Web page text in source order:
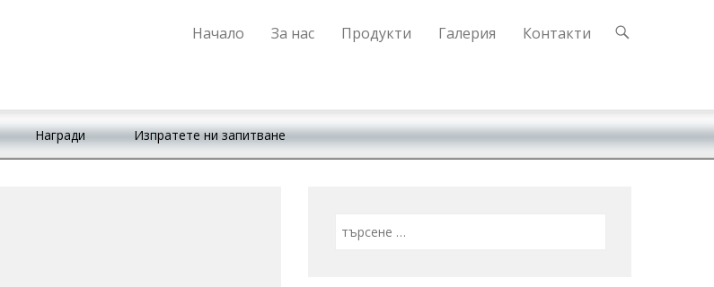
Primary Menu
Skip to content
Начало За нас Продукти Галерия Контакти
Награди Изпратете ни запитване